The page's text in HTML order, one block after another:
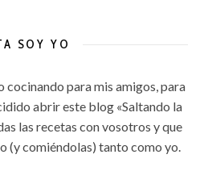
SOY YO
cocinando para mis amigos, para
abrir este blog «Saltando la
las recetas con vosotros y que
(y comiéndolas) tanto como yo.